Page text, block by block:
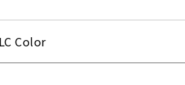
Color